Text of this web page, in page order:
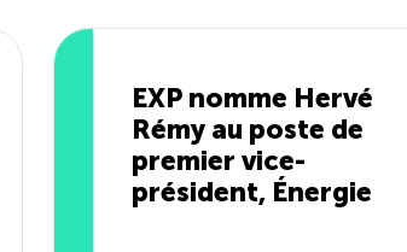
EXP nomme Hervé
Rémy au poste de
premier vice-
président, Énergie